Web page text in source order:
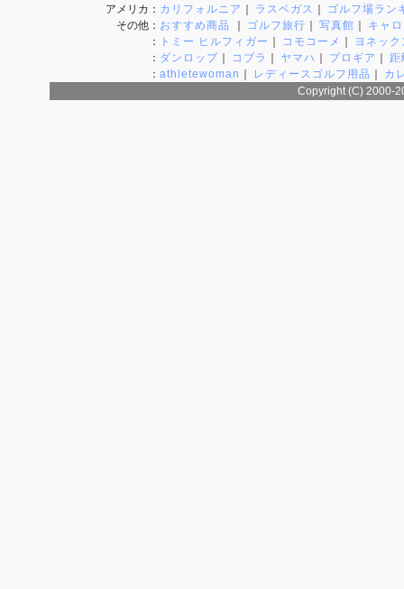
アメリカ ： カリフォルニア ラスベガス
ゴルフ場ラン
その他 ： おすすめ商品 ゴルフ旅行 写真館
キャ
：
トミー ヒルフィガー コモコーメ
ヨネック
： ダンロップ コブラ ヤマハ プロギア
距
： athletewoman レディースゴルフ用品
カ
Copyright (C) 2000-